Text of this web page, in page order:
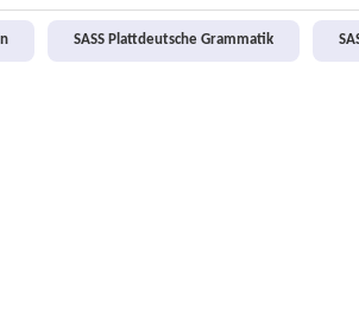
SASS Plattdeutsche Grammatik